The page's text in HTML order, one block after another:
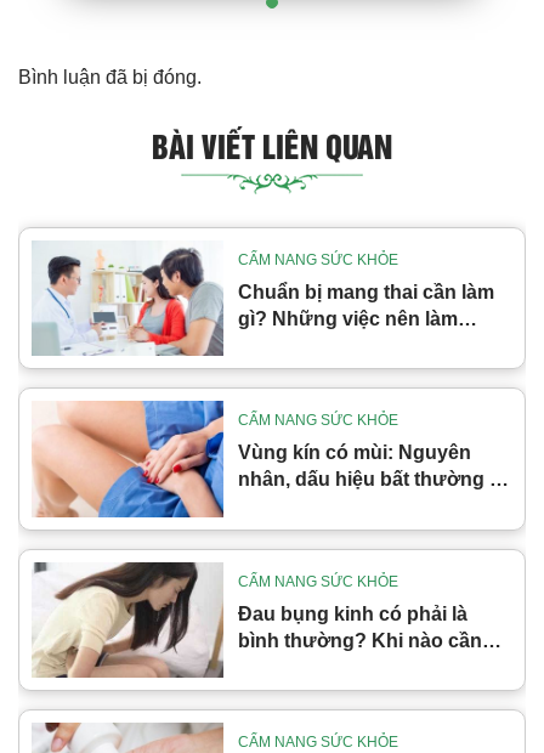
Bình luận đã bị đóng.
BÀI VIẾT LIÊN QUAN
CẨM NANG SỨC KHỎE
Chuẩn bị mang thai cần làm
gì? Những việc nên làm
CẨM NANG SỨC KHỎE
Vùng kín có mùi: Nguyên
nhân, dấu hiệu bất thường và
CẨM NANG SỨC KHỎE
Đau bụng kinh có phải là
bình thường? Khi nào cần
CẨM NANG SỨC KHỎE